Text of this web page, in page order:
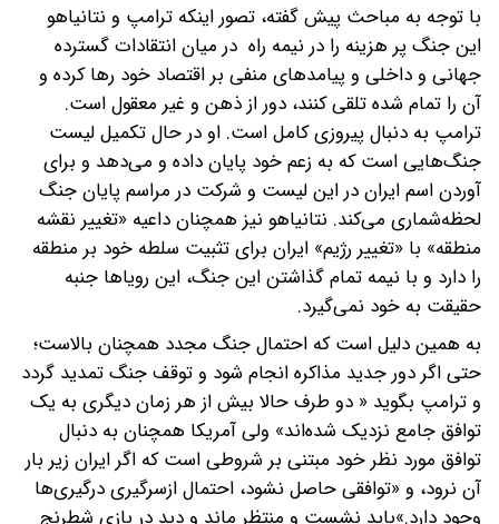
با توجه به مباحث پیش گفته، تصور اینکه ترامپ و نتانیاهو
این جنگ پر هزینه را در نیمه راه در میان انتقادات گسترده
جهانی و داخلی و پیامدهای منفی بر اقتصاد خود رها کرده و
آن را تمام شده تلقی کنند، دور از ذهن و غیر معقول است.
ترامپ به دنبال پیروزی کامل است. او در حال تکمیل لیست
جنگ‌هایی است که به زعم خود پایان داده و می‌دهد و برای
آوردن اسم ایران در این لیست و شرکت در مراسم پایان جنگ
لحظه‌شماری می‌کند. نتانیاهو نیز همچنان داعیه «تغییر نقشه
منطقه» با «تغییر رژیم» ایران برای تثبیت سلطه خود بر منطقه
را دارد و با نیمه تمام گذاشتن این جنگ، این رویاها جنبه
حقیقت به خود نمی‌گیرد.
به همین دلیل است که احتمال جنگ مجدد همچنان بالاست؛
حتی اگر دور جدید مذاکره انجام شود و توقف جنگ تمدید گردد
و ترامپ بگوید « دو طرف حالا بیش از هر زمان دیگری به یک
توافق جامع نزدیک شده‌اند» ولی آمریکا همچنان به دنبال
توافق مورد نظر خود مبتنی بر شروطی است که اگر ایران زیر بار
آن نرود، و «توافقی حاصل نشود، احتمال ازسرگیری درگیری‌ها
وجود دارد.»باید نشست و منتظر ماند و دید در بازی شطرنج